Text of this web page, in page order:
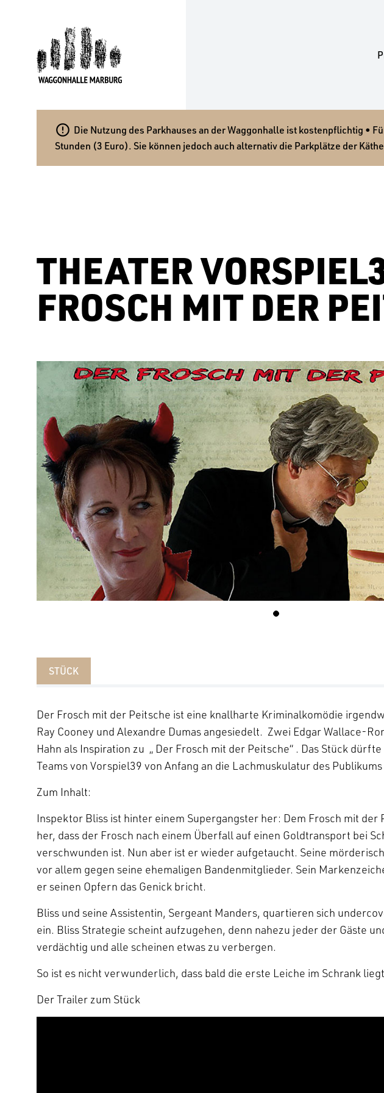
 Die Nutzung des Parkhauses an der Waggonhalle ist kostenpflichtig •
Stunden (3 Euro). Sie können jedoch auch alternativ die Parkplätze der
THEATER
FROSCH MIT DER
STÜCK
Der Frosch mit der Peitsche ist eine knallharte Kriminalkomödie
Ray Cooney und Alexandre Dumas angesiedelt. Zwei Edgar Wallace-
Hahn als Inspiration zu „ Der Frosch mit der Peitsche“ . Das Stück
Teams von Vorspiel39 von Anfang an die Lachmuskulatur des
Zum Inhalt:
Inspektor Bliss ist hinter einem Supergangster her: Dem Frosch mit der
her, dass der Frosch nach einem Überfall auf einen Goldtransport bei
verschwunden ist. Nun aber ist er wieder aufgetaucht. Seine
vor allem gegen seine ehemaligen Bandenmitglieder. Sein
er seinen Opfern das Genick bricht.
Bliss und seine Assistentin, Sergeant Manders, quartieren sich
ein. Bliss Strategie scheint aufzugehen, denn nahezu jeder der Gäste
verdächtig und alle scheinen etwas zu verbergen.
So ist es nicht verwunderlich, dass bald die erste Leiche im Schrank
Der Trailer zum Stück